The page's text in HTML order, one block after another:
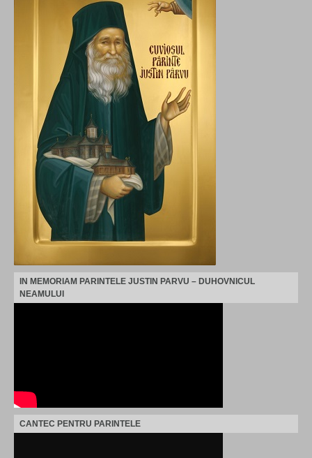
IN MEMORIAM PARINTELE JUSTIN PARVU – DUHOVNICUL
NEAMULUI
CANTEC PENTRU PARINTELE